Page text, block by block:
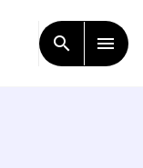
search menu